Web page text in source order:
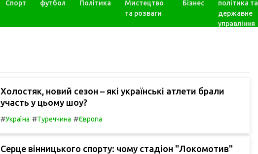
Спорт футбол Політика
Мистецтво
та розваги
Бізнес
політика та
державне
управління
Холостяк, новий сезон – які українські атлети брали
участь у цьому шоу?
#Україна #Туреччина #Європа
Серце вінницького спорту: чому стадіон "Локомотив"